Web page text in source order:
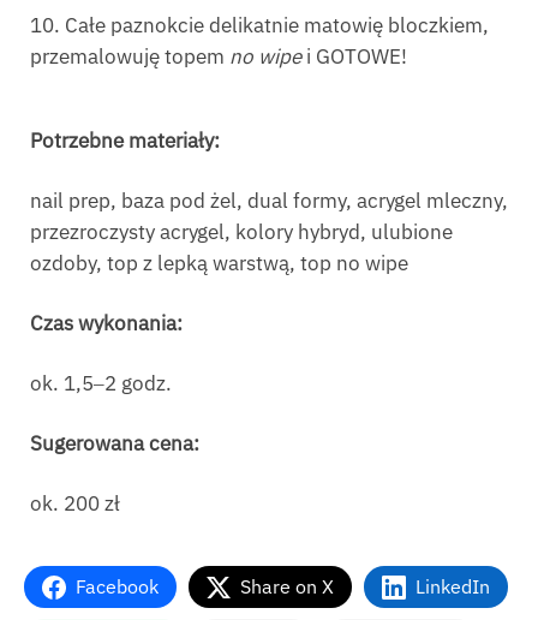
10. Całe paznokcie delikatnie matowię bloczkiem,
przemalowuję topem no wipei GOTOWE!
Potrzebne materiały:
nail prep, baza pod żel, dual formy, acrygel mleczny,
przezroczysty acrygel, kolory hybryd, ulubione
ozdoby, top z lepką warstwą, top no wipe
Czas wykonania:
ok. 1,5‒2 godz.
Sugerowana cena:
ok. 200 zł
Facebook Share on X LinkedIn